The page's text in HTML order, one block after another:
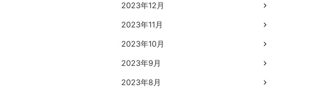
2023年12月
2023年11月
2023年10月
2023年9月
2023年8月